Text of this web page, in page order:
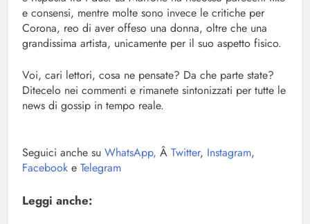
e consensi, mentre molte sono invece le critiche per
Corona, reo di aver offeso una donna, oltre che una
grandissima artista, unicamente per il suo aspetto fisico.
Voi, cari lettori, cosa ne pensate? Da che parte state?
Ditecelo nei commenti e rimanete sintonizzati per tutte le
news di gossip in tempo reale.
Seguici anche su WhatsApp, Â Twitter, Instagram,
Facebook e Telegram
Leggi anche: